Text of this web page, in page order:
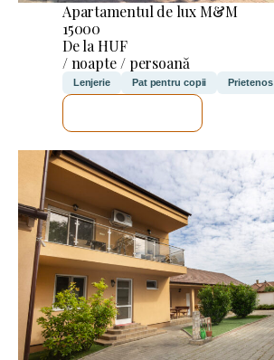
Apartamentul de lux M&M
15000
De la HUF
/ noapte / persoană
Lenjerie Pat pentru copii